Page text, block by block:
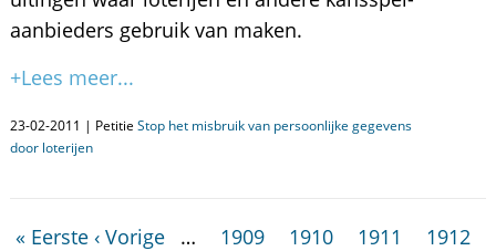
aanbieders gebruik van maken.
+Lees meer...
23-02-2011 | Petitie Stop het misbruik van persoonlijke gegevens
door loterijen
« Eerste ‹ Vorige … 1909 1910 1911
1912